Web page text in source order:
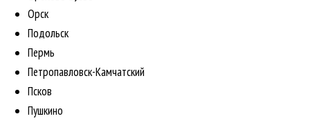
Орск
Подольск
Пермь
Петропавловск-Камчатский
Псков
Пушкино